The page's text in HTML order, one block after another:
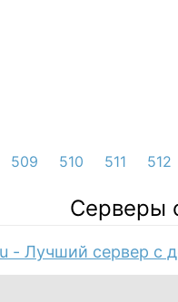
509 510 511 512
Серверы
- Лучший сервер с